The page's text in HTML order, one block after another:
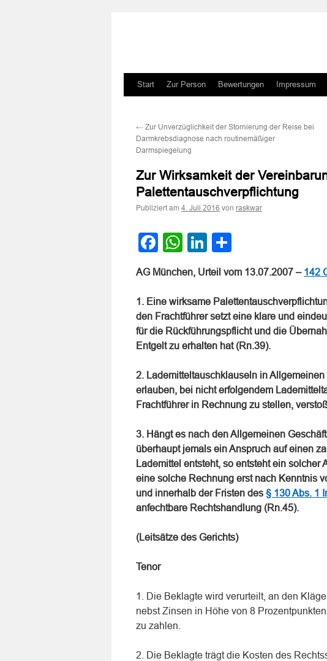
Zum
springen
Start Zur Person Bewertungen Impressum
← Zur Unverzüglichkeit der Stornierung der Reise bei
Darmkrebsdiagnose nach routinemäßiger
Darmspiegelung
Zur Wirksamkeit der
Palettentauschverpflichtung
Publiziert am 4. Juli 2016 von raskwar
Facebook
WhatsApp
LinkedIn
AG München, Urteil vom 13.07.2007 – 142
1. Eine wirksame
den Frachtführer setzt eine klare und
für die Rückführungspflicht und die
Entgelt zu erhalten hat (Rn.39).
2. Lademitteltauschklauseln in
erlauben, bei nicht erfolgendem
Frachtführer in Rechnung zu stellen,
3. Hängt es nach den Allgemeinen
überhaupt jemals ein Anspruch auf einen
Lademittel entsteht, so entsteht ein
eine solche Rechnung erst nach Kenntnis
und innerhalb der Fristen des § 130 Abs. 1
anfechtbare Rechtshandlung (Rn.45).
(Leitsätze des Gerichts)
Tenor
1. Die Beklagte wird verurteilt, an den
nebst Zinsen in Höhe von 8
zu zahlen.
2. Die Beklagte trägt die Kosten des